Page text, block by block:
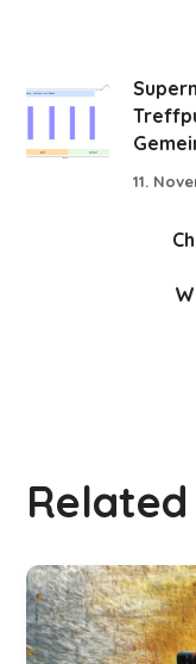
11.